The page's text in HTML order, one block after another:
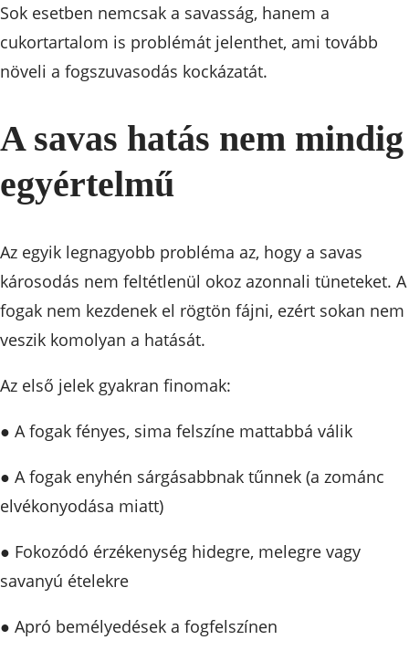
Sok esetben nemcsak a savasság, hanem a
cukortartalom is problémát jelenthet, ami tovább
növeli a fogszuvasodás kockázatát.
A savas hatás nem mindig
egyértelmű
Az egyik legnagyobb probléma az, hogy a savas
károsodás nem feltétlenül okoz azonnali tüneteket. A
fogak nem kezdenek el rögtön fájni, ezért sokan nem
veszik komolyan a hatását.
Az első jelek gyakran finomak:
● A fogak fényes, sima felszíne mattabbá válik
● A fogak enyhén sárgásabbnak tűnnek (a zománc
elvékonyodása miatt)
● Fokozódó érzékenység hidegre, melegre vagy
savanyú ételekre
● Apró bemélyedések a fogfelszínen